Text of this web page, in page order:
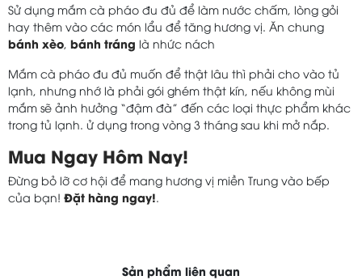
Sử dụng mắm cà pháo đu đủ để làm nước chấm, lòng gỏi
hay thêm vào các món lẩu để tăng hương vị. Ăn chung
bánh xèo bánh tráng là nhức nách
Mắm cà pháo đu đủ muốn để thật lâu thì phải cho vào tủ
lạnh, nhưng nhớ là phải gói ghém thật kín, nếu không mùi
mắm sẽ ảnh hưởng “đậm đà” đến các loại thực phẩm khác
trong tủ lạnh. ử dụng trong vòng 3 tháng sau khi mở nắp.
Mua Ngay Hôm Nay!
Đừng bỏ lỡ cơ hội để mang hương vị miền Trung vào bếp
của bạn! Đặt hàng ngay!
Sản phẩm liên quan